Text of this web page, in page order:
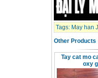
Tags: May han
Other Products
Tay cat mo
oxy